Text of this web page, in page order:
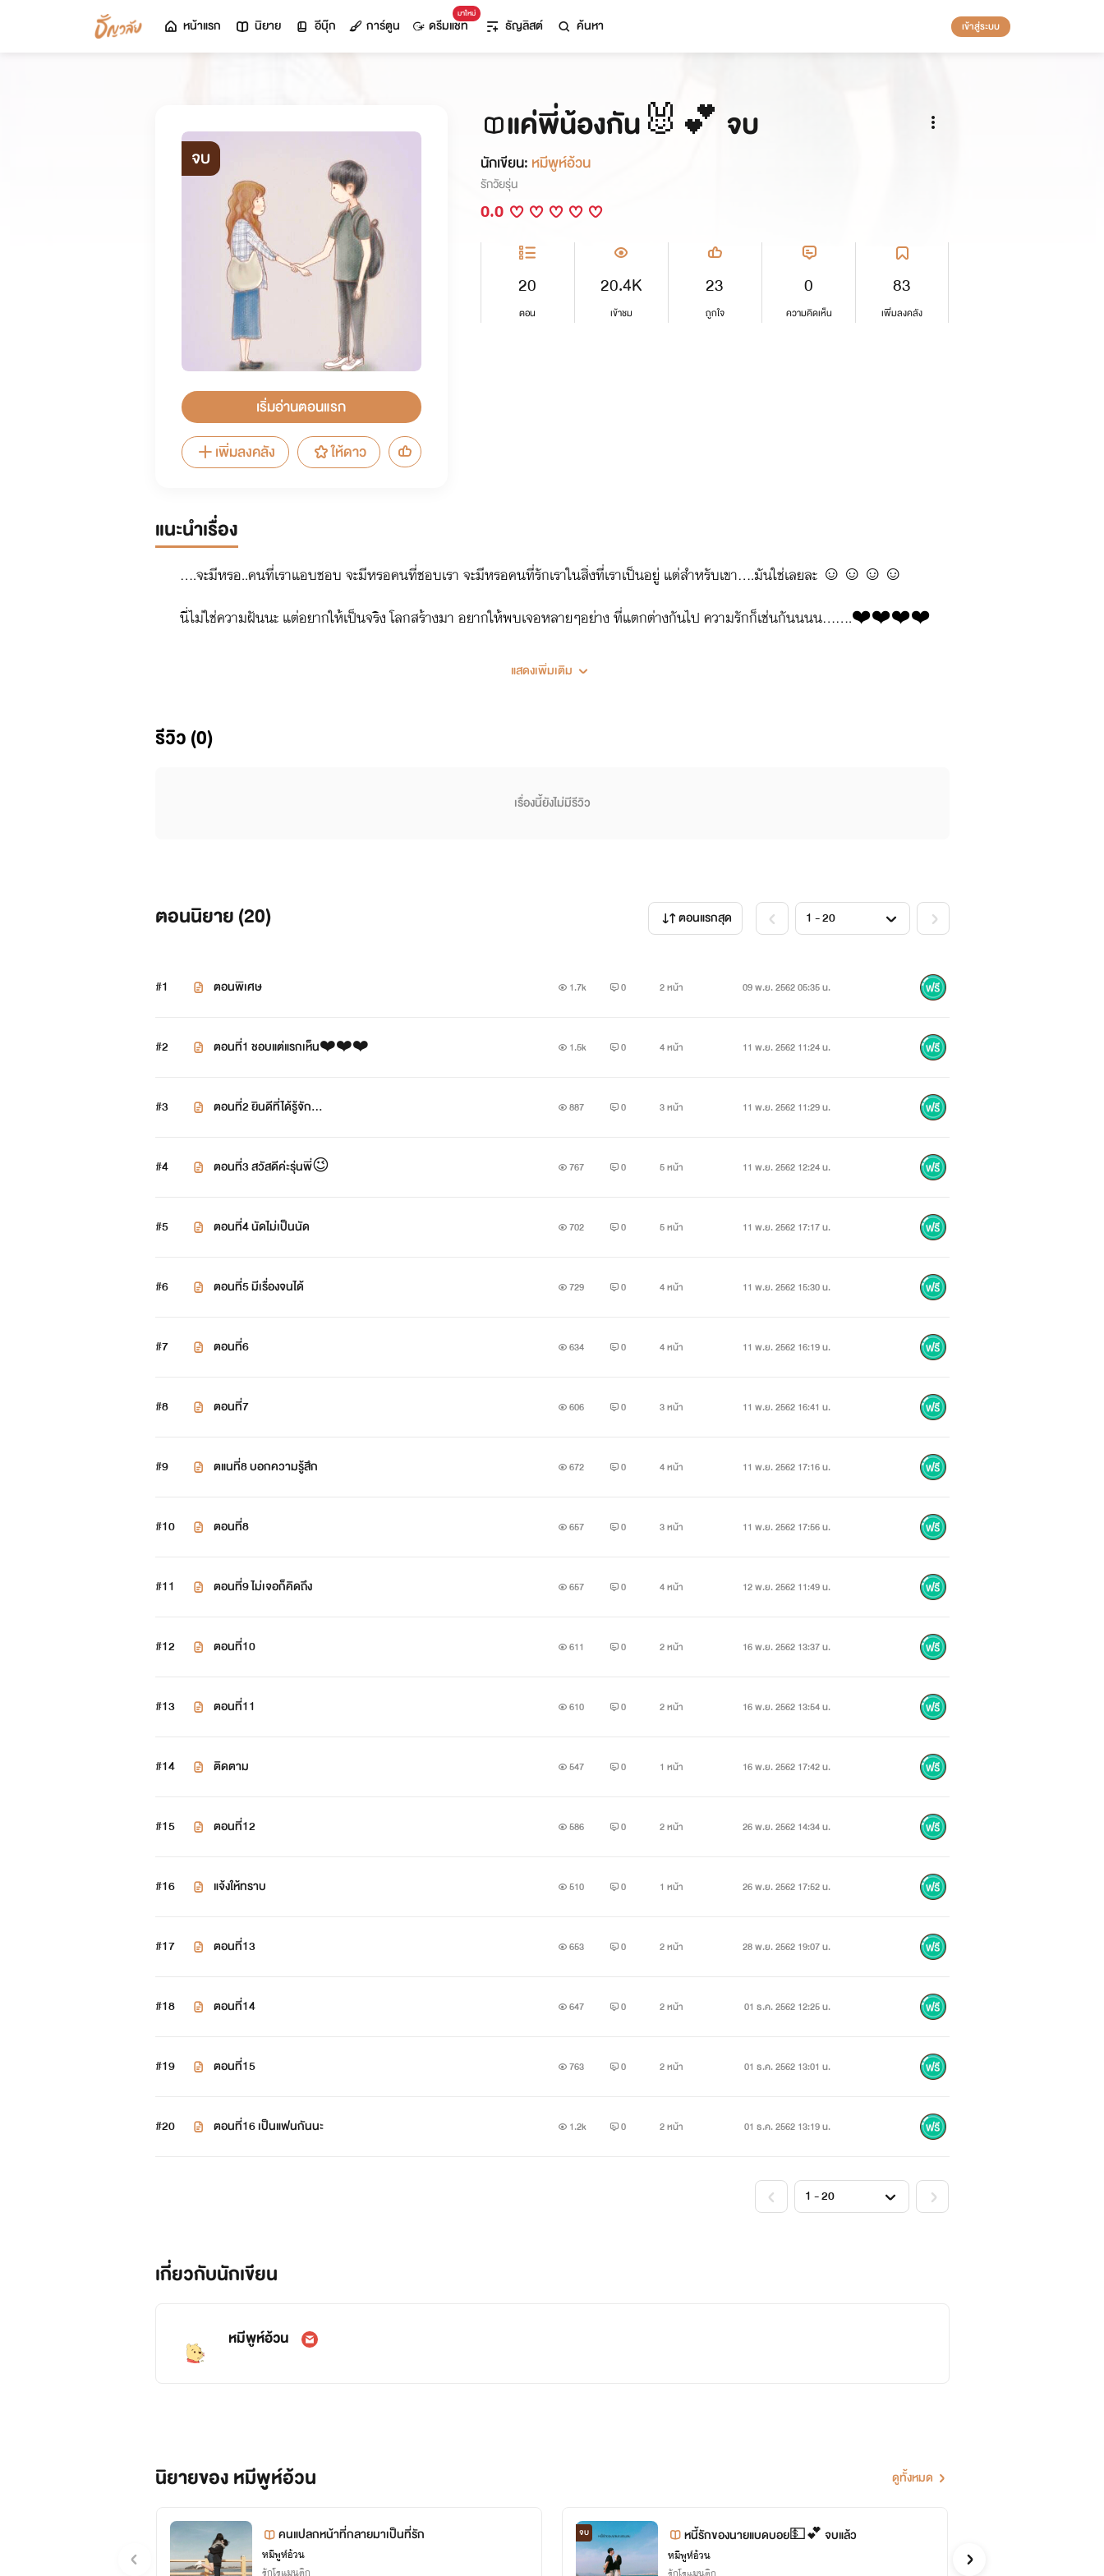
หน้าแรก นิยาย อีบุ๊ก การ์ตูน
มาใหม่
ดรีมแชท ธัญลิสต์ ค้นหา เข้าสู่ระบบ
จบ
เริ่มอ่านตอนแรก
เพิ่มลงคลัง
ให้ดาว
แค่พี่น้องกัน🐰💕 จบ
นักเขียน: หมีพูห์อ้วน
รักวัยรุ่น
0.0
20
ตอน
20.4K
เข้าชม
23
ถูกใจ
0
ความคิดเห็น
83
เพิ่มลงคลัง
แนะนำเรื่อง
....จะมีหรอ..คนที่เราแอบชอบ จะมีหรอคนที่ชอบเรา จะมีหรอคนที่รักเราในสิ่งที่เราเป็นอยู่ แต่สำหรับเขา....มันใช่เลยละ ☺️☺️☺️☺️
นี่ไม่ใช่ความฝันนะ แต่อยากให้เป็นจริง โลกสร้างมา อยากให้พบเจอหลายๆอย่าง ที่แตกต่างกันไป ความรักก็เช่นกันนนน.......❤️❤️❤️❤️
แสดงเพิ่มเติม
รีวิว (0)
เรื่องนี้ยังไม่มีรีวิว
ตอนนิยาย (20) ตอนแรกสุด
#1 ตอนพิเศษ 1.7k 0 2 หน้า 09 พ.ย. 2562 05:35 น.
#2 ตอนที่1 ชอบแต่แรกเห็น❤️❤️❤️ 1.5k 0 4 หน้า 11 พ.ย. 2562 11:24 น.
#3 ตอนที่2 ยินดีที่ได้รู้จัก... 887 0 3 หน้า 11 พ.ย. 2562 11:29 น.
#4 ตอนที่3 สวัสดีค่ะรุ่นพี่😉 767 0 5 หน้า 11 พ.ย. 2562 12:24 น.
#5 ตอนที่4 นัดไม่เป็นนัด 702 0 5 หน้า 11 พ.ย. 2562 17:17 น.
#6 ตอนที่5 มีเรื่องจนได้ 729 0 4 หน้า 11 พ.ย. 2562 15:30 น.
#7 ตอนที่6 634 0 4 หน้า 11 พ.ย. 2562 16:19 น.
#8 ตอนที่7 606 0 3 หน้า 11 พ.ย. 2562 16:41 น.
#9 ตแนที่8 บอกความรู้สึก 672 0 4 หน้า 11 พ.ย. 2562 17:16 น.
#10 ตอนที่8 657 0 3 หน้า 11 พ.ย. 2562 17:56 น.
#11 ตอนที่9 ไม่เจอก็คิดถึง 657 0 4 หน้า 12 พ.ย. 2562 11:49 น.
#12 ตอนที่10 611 0 2 หน้า 16 พ.ย. 2562 13:37 น.
#13 ตอนที่11 610 0 2 หน้า 16 พ.ย. 2562 13:54 น.
#14 ติดตาม 547 0 1 หน้า 16 พ.ย. 2562 17:42 น.
#15 ตอนที่12 586 0 2 หน้า 26 พ.ย. 2562 14:34 น.
#16 แจ้งให้ทราบ 510 0 1 หน้า 26 พ.ย. 2562 17:52 น.
#17 ตอนที่13 653 0 2 หน้า 28 พ.ย. 2562 19:07 น.
#18 ตอนที่14 647 0 2 หน้า 01 ธ.ค. 2562 12:25 น.
#19 ตอนที่15 763 0 2 หน้า 01 ธ.ค. 2562 13:01 น.
#20 ตอนที่16 เป็นแฟนกันนะ 1.2k 0 2 หน้า 01 ธ.ค. 2562 13:19 น.
เกี่ยวกับนักเขียน
หมีพูห์อ้วน
นิยายของ หมีพูห์อ้วน ดูทั้งหมด
คนแปลกหน้าที่กลายมาเป็นที่รัก
หมีพูห์อ้วน
รักโรแมนติก
จบ หนี้รักของนายแบดบอย💵💕 จบแล้ว
หมีพูห์อ้วน